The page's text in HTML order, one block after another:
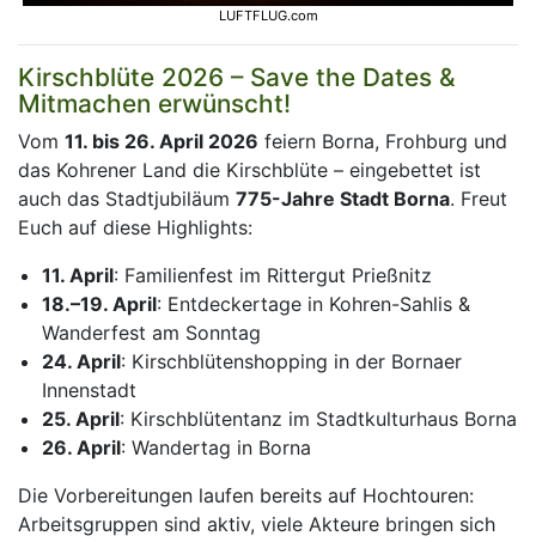
LUFTFLUG.com
Kirschblüte 2026 – Save the Dates &
Mitmachen erwünscht!
Vom 11. bis 26. April 2026 feiern Borna, Frohburg und
das Kohrener Land die Kirschblüte – eingebettet ist
auch das Stadtjubiläum 775-Jahre Stadt Borna. Freut
Euch auf diese Highlights:
11. April: Familienfest im Rittergut Prießnitz
18.–19. April: Entdeckertage in Kohren-Sahlis &
Wanderfest am Sonntag
24. April: Kirschblütenshopping in der Bornaer
Innenstadt
25. April: Kirschblütentanz im Stadtkulturhaus Borna
26. April: Wandertag in Borna
Die Vorbereitungen laufen bereits auf Hochtouren:
Arbeitsgruppen sind aktiv, viele Akteure bringen sich